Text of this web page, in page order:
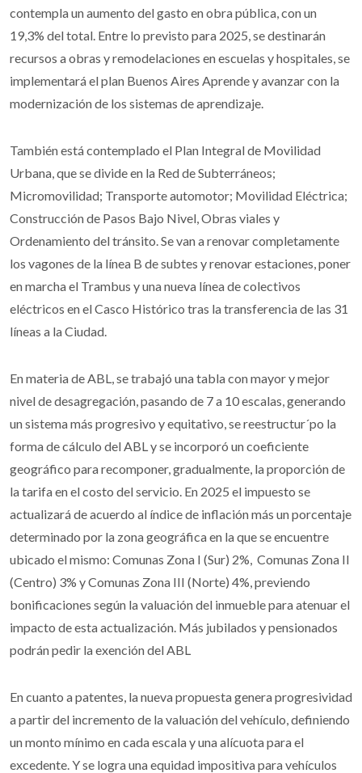
contempla un aumento del gasto en obra pública, con un
19,3% del total. Entre lo previsto para 2025, se destinarán
recursos a obras y remodelaciones en escuelas y hospitales, se
implementará el plan Buenos Aires Aprende y avanzar con la
modernización de los sistemas de aprendizaje.
También está contemplado el Plan Integral de Movilidad
Urbana, que se divide en la Red de Subterráneos;
Micromovilidad; Transporte automotor; Movilidad Eléctrica;
Construcción de Pasos Bajo Nivel, Obras viales y
Ordenamiento del tránsito. Se van a renovar completamente
los vagones de la línea B de subtes y renovar estaciones, poner
en marcha el Trambus y una nueva línea de colectivos
eléctricos en el Casco Histórico tras la transferencia de las 31
líneas a la Ciudad.
En materia de ABL, se trabajó una tabla con mayor y mejor
nivel de desagregación, pasando de 7 a 10 escalas, generando
un sistema más progresivo y equitativo, se reestructur´po la
forma de cálculo del ABL y se incorporó un coeficiente
geográfico para recomponer, gradualmente, la proporción de
la tarifa en el costo del servicio. En 2025 el impuesto se
actualizará de acuerdo al índice de inflación más un porcentaje
determinado por la zona geográfica en la que se encuentre
ubicado el mismo: Comunas Zona I (Sur) 2%, Comunas Zona II
(Centro) 3% y Comunas Zona III (Norte) 4%, previendo
bonificaciones según la valuación del inmueble para atenuar el
impacto de esta actualización. Más jubilados y pensionados
podrán pedir la exención del ABL
En cuanto a patentes, la nueva propuesta genera progresividad
a partir del incremento de la valuación del vehículo, definiendo
un monto mínimo en cada escala y una alícuota para el
excedente. Y se logra una equidad impositiva para vehículos